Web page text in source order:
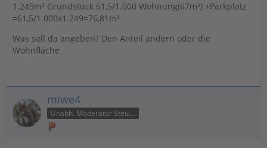
1.249m² Grundstück 61,5/1.000 Wohnung(67m²) +Parkplatz
=61,5/1.000x1.249=76,81m²
Was soll da angeben? Den Anteil ändern oder die
Wohnfläche
miwe4
Unabh. Moderator Steuer